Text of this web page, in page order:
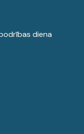
diena